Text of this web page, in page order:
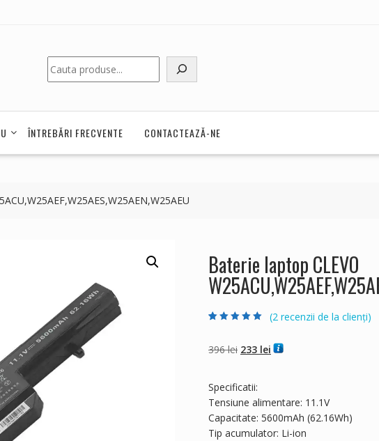
Caută
ÎNTREBĂRI FRECVENTE CONTACTEAZĂ-NE
Baterie laptop CLEVO
evaluări de la
clienți
(2 recenzii de la clienți)
396lei Prețul
fost:
396 lei.
233 lei Prețul
Specificatii:
Tensiune alimentare: 11.1V
Capacitate: 5600mAh (62.16Wh)
Tip acumulator: Li-ion